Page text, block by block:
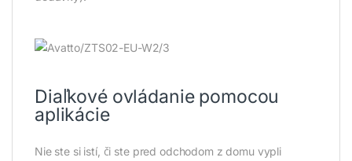
Diaľkové ovládanie pomocou
aplikácie
Nie ste si istí, či ste pred odchodom z domu vypli